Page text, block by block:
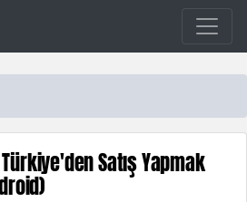
Satış Yapmak